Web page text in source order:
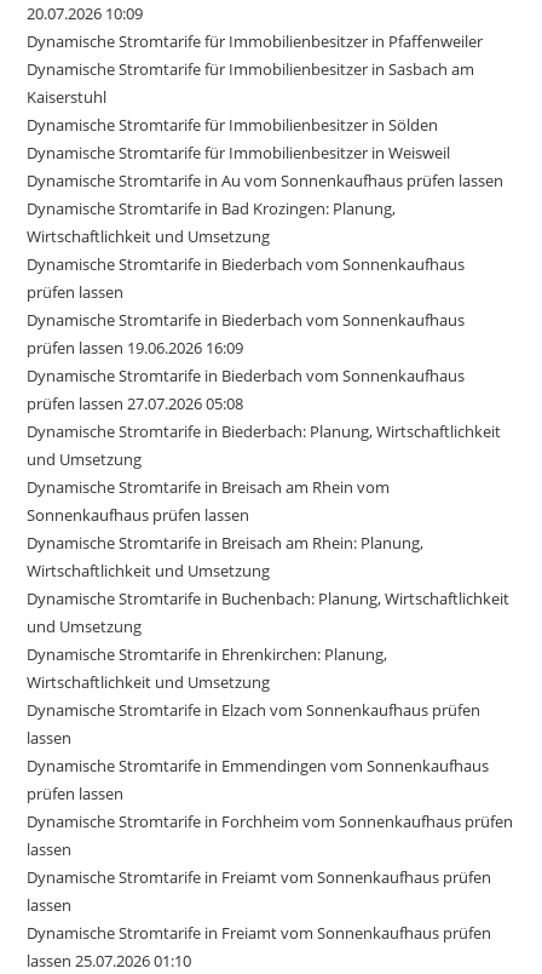
20.07.2026 10:09
Dynamische Stromtarife für Immobilienbesitzer in Pfaffenweiler
Dynamische Stromtarife für Immobilienbesitzer in Sasbach am
Kaiserstuhl
Dynamische Stromtarife für Immobilienbesitzer in Sölden
Dynamische Stromtarife für Immobilienbesitzer in Weisweil
Dynamische Stromtarife in Au vom Sonnenkaufhaus prüfen lassen
Dynamische Stromtarife in Bad Krozingen: Planung,
Wirtschaftlichkeit und Umsetzung
Dynamische Stromtarife in Biederbach vom Sonnenkaufhaus
prüfen lassen
Dynamische Stromtarife in Biederbach vom Sonnenkaufhaus
prüfen lassen 19.06.2026 16:09
Dynamische Stromtarife in Biederbach vom Sonnenkaufhaus
prüfen lassen 27.07.2026 05:08
Dynamische Stromtarife in Biederbach: Planung, Wirtschaftlichkeit
und Umsetzung
Dynamische Stromtarife in Breisach am Rhein vom
Sonnenkaufhaus prüfen lassen
Dynamische Stromtarife in Breisach am Rhein: Planung,
Wirtschaftlichkeit und Umsetzung
Dynamische Stromtarife in Buchenbach: Planung, Wirtschaftlichkeit
und Umsetzung
Dynamische Stromtarife in Ehrenkirchen: Planung,
Wirtschaftlichkeit und Umsetzung
Dynamische Stromtarife in Elzach vom Sonnenkaufhaus prüfen
lassen
Dynamische Stromtarife in Emmendingen vom Sonnenkaufhaus
prüfen lassen
Dynamische Stromtarife in Forchheim vom Sonnenkaufhaus prüfen
lassen
Dynamische Stromtarife in Freiamt vom Sonnenkaufhaus prüfen
lassen
Dynamische Stromtarife in Freiamt vom Sonnenkaufhaus prüfen
lassen 25.07.2026 01:10